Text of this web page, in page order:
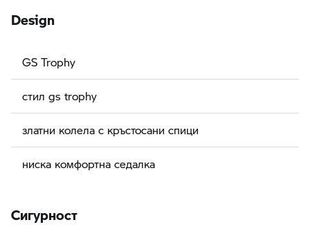
Design
GS Trophy
стил gs trophy
златни колела с кръстосани спици
ниска комфортна седалка
Сигурност